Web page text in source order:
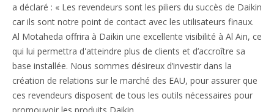
a déclaré : « Les revendeurs sont les piliers du succès de Daikin
car ils sont notre point de contact avec les utilisateurs finaux.
Al Motaheda offrira à Daikin une excellente visibilité à Al Ain, ce
qui lui permettra d'atteindre plus de clients et d’accroître sa
base installée. Nous sommes désireux d’investir dans la
création de relations sur le marché des EAU, pour assurer que
ces revendeurs disposent de tous les outils nécessaires pour
promouvoir les produits Daikin.